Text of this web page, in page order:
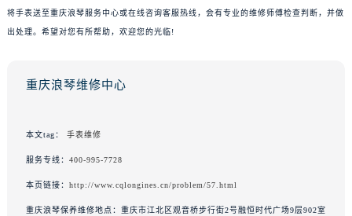
将手表送至重庆浪琴服务中心或在线咨询客服热线，会有专业的维修师傅检查判断，并做
出处理。希望对您有所帮助，欢迎您的光临!
重庆浪琴维修中心
本文tag： 手表维修
服务专线： 400-995-7728
本页链接： http://www.cqlongines.cn/problem/57.html
重庆浪琴保养维修地点：重庆市江北区观音桥步行街2号融恒时代广场9层902室